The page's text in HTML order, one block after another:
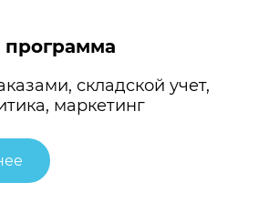
программа
складской учет,
маркетинг